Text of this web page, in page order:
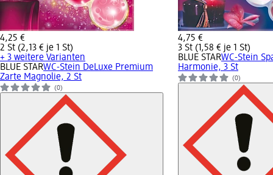
4,25 €
2 St (2,13 € je 1 St)
+ 3 weitere Varianten
BLUE STARWC-Stein DeLuxe Premium
Zarte Magnolie, 2 St
(0)
4,75 €
3 St (1,58 € je 1 St)
BLUE STARWC-Stein
Harmonie, 3 St
(0)